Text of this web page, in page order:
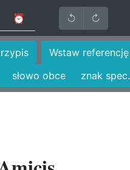
⏰ ↺ ↻
Wstaw referencję
słowo obce znak spec.